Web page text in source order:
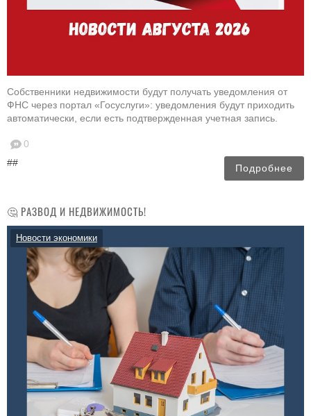
Собственники недвижимости будут получать уведомления от
ФНС через портал «Госуслуги»: уведомления будут приходить
автоматически, если есть подтвержденная учетная запись.
0
##
Подробнее
🤔 РАЗВОД И НЕДВИЖИМОСТЬ!
Новости экономики